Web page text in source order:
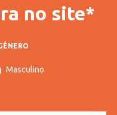
no site*
Masculino